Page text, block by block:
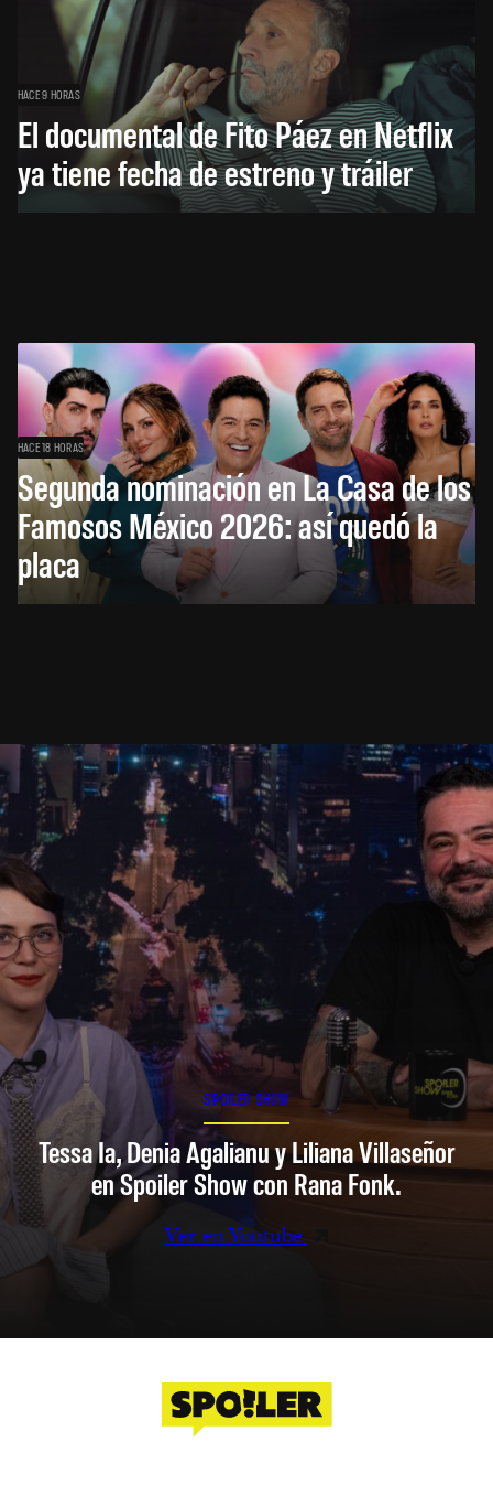
HACE 9 HORAS
El documental de Fito Páez en Netflix
ya tiene fecha de estreno y tráiler
HACE 18 HORAS
Segunda nominación en La Casa de los
Famosos México 2026: así quedó la
placa
SPOILER SHOW
Tessa Ia, Denia Agalianu y Liliana Villaseñor
en Spoiler Show con Rana Fonk.
Ver en Youtube